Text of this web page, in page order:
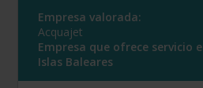
Empresa valorada:
Acquajet
Empresa que ofrece servicio
Islas Baleares